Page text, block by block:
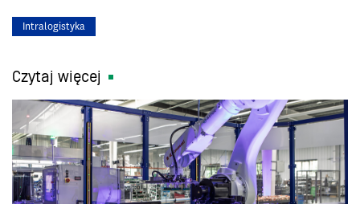
Intralogistyka
Czytaj więcej